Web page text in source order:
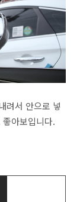
려서 안으로 넣
아보입니다.